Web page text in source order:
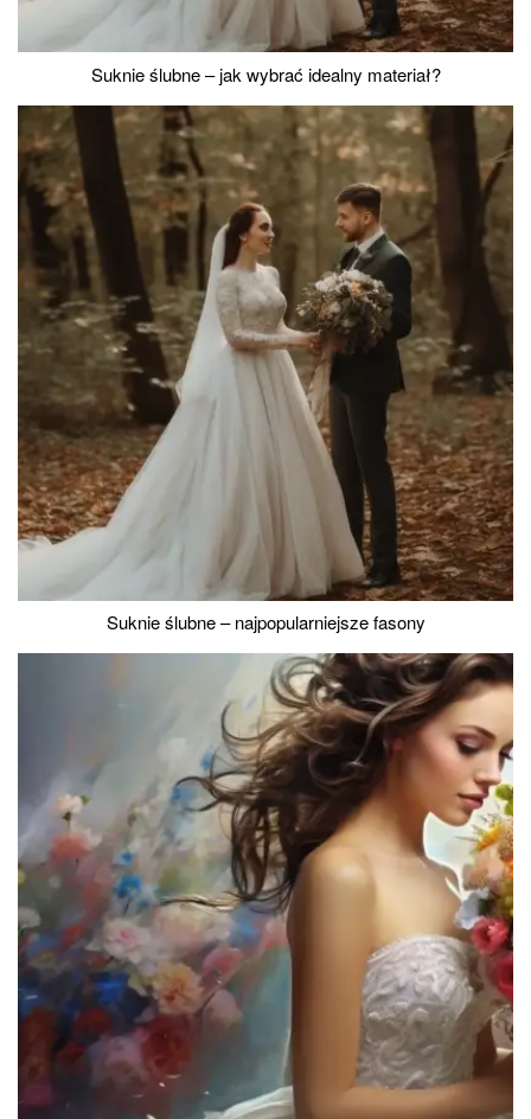
Suknie ślubne – jak wybrać idealny materiał?
Suknie ślubne – najpopularniejsze fasony